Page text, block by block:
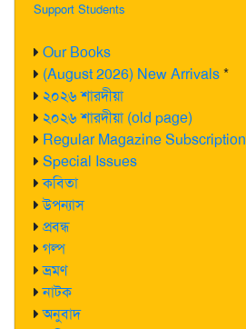
Support Students
Our Books
(August 2026) New Arrivals*
২০২৬ শারদীয়া
২০২৬ শারদীয়া (old page)
Regular Magazine Subscription
Special Issues
কবিতা
উপন্যাস
প্রবন্ধ
গল্প
ভ্রমণ
নাটক
অনুবাদ